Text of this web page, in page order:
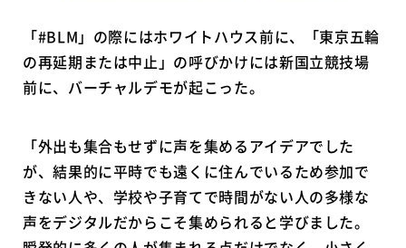
「#BLM」の際にはホワイトハウス前に、「東京五輪
の再延期または中止」の呼びかけには新国立競技場
前に、バーチャルデモが起こった。
「外出も集合もせずに声を集めるアイデアでした
が、結果的に平時でも遠くに住んでいるため参加で
きない人や、学校や子育てで時間がない人の多様な
声をデジタルだからこそ集められると学びました。